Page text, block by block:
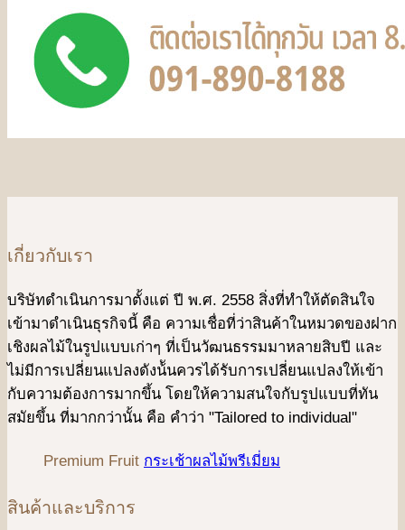
เกี่ยวกับเรา
บริษัทดําเนินการมาตั้งแต่ ปี พ.ศ. 2558 สิ่งที่ทำให้ตัดสินใจ
เข้ามาดําเนินธุรกิจนี้ คือ ความเชื่อที่ว่าสินค้าในหมวดของฝาก
เชิงผลไม้ในรูปแบบเก่าๆ ที่เป็นวัฒนธรรมมาหลายสิบปี และ
ไม่มีการเปลี่ยนแปลงดังน้ันควรได้รับการเปลี่ยนแปลงให้เข้า
กับความต้องการมากขึ้น โดยให้ความสนใจกับรูปแบบที่ทัน
สมัยขึ้น ที่มากกว่านั้น คือ คําว่า "Tailored to individual"
Premium Fruit กระเช้าผลไม้พรีเมี่ยม
สินค้าและบริการ